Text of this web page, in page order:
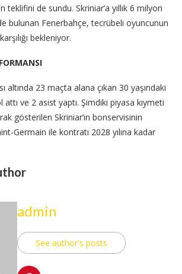
teklifini de sundu. Skriniar’a yıllık 6 milyon
bulunan Fenerbahçe, tecrübeli oyuncunun
bekleniyor.
altında 23 maçta alana çıkan 30 yaşındaki
ve 2 asist yaptı. Şimdiki piyasa kıymeti
gösterilen Skriniar’ın bonservisinin
Germain ile kontratı 2028 yılına kadar
admin
See author's posts